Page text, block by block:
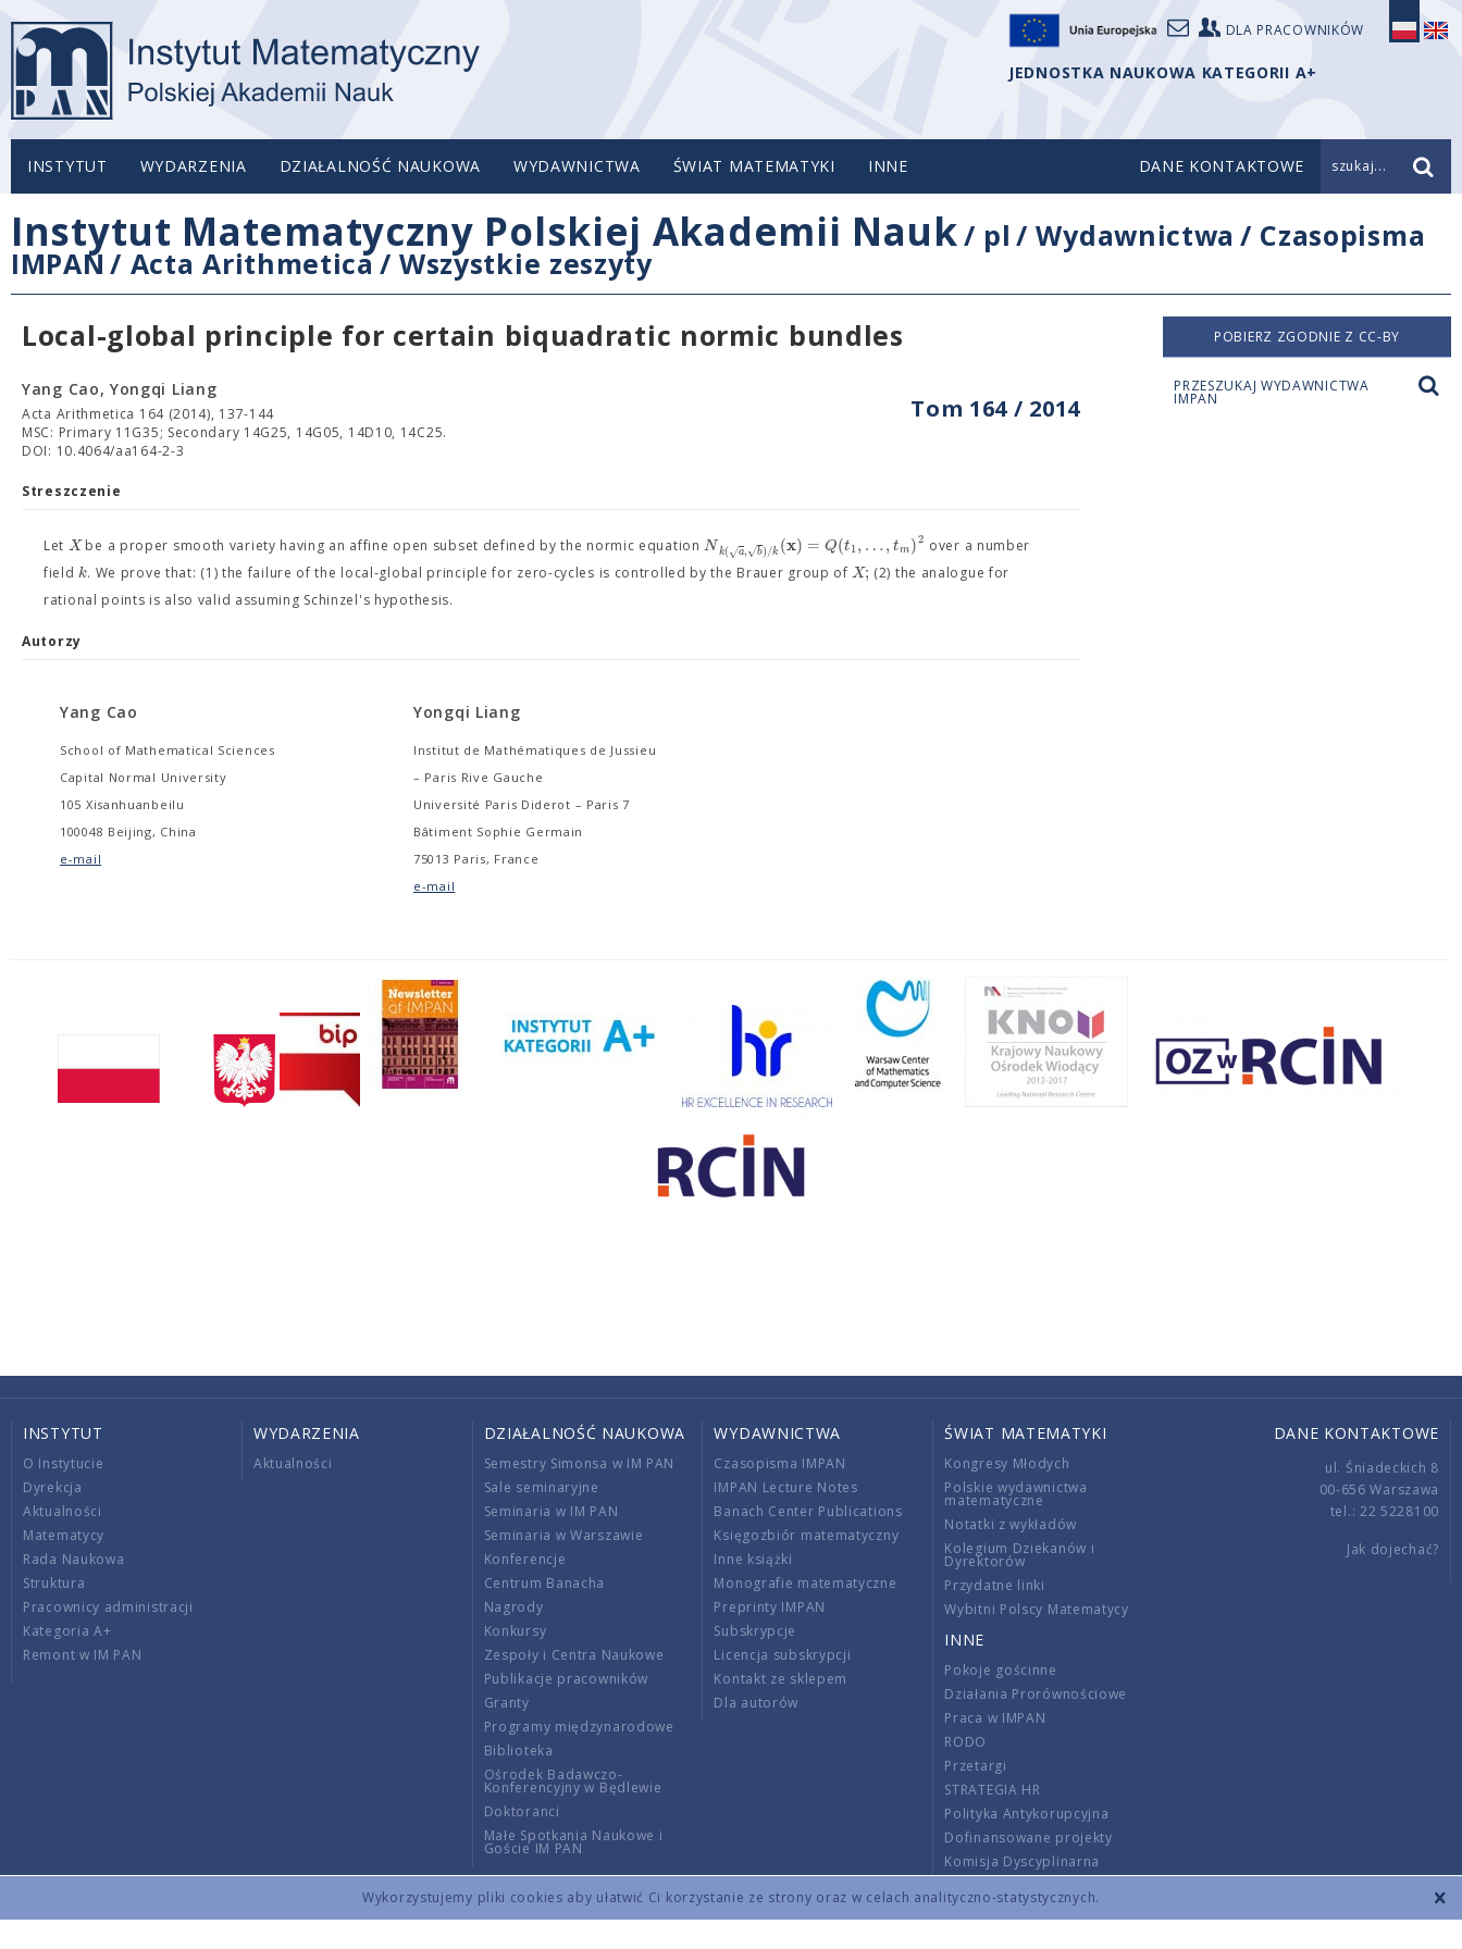
Wykorzystujemy pliki cookies aby ułatwić Ci korzystanie ze strony oraz w celach analityczno-statystycznych.
DLA PRACOWNIKÓW
JEDNOSTKA NAUKOWA KATEGORII A+
INSTYTUT WYDARZENIA DZIAŁALNOŚĆ NAUKOWA WYDAWNICTWA ŚWIAT MATEMATYKI INNE DANE KONTAKTOWE szukaj...
Instytut Matematyczny Polskiej Akademii Nauk/ pl /Wydawnictwa / Czasopisma
IMPAN / Acta Arithmetica/ Wszystkie zeszyty
Local-global principle for certain biquadratic normic bundles
Tom 164 / 2014
Yang Cao, Yongqi Liang
Acta Arithmetica 164 (2014), 137-144
MSC: Primary 11G35; Secondary 14G25, 14G05, 14D10, 14C25.
DOI: 10.4064/aa164-2-3
Streszczenie
Let Xbe a proper smooth variety having an affine open subset defined by the normic equationNk( a
√ , b
√ )/k(x) = Q(t1, …,tm)2 over a number
fieldk. We prove that: (1) the failure of the local-global principle for zero-cycles is controlled by the Brauer group ofX; (2) the analogue for
rational points is also valid assuming Schinzel's hypothesis.
Autorzy
Yang Cao
School of Mathematical Sciences
Capital Normal University
105 Xisanhuanbeilu
100048 Beijing, China
e-mail
Yongqi Liang
Institut de Mathématiques de Jussieu
– Paris Rive Gauche
Université Paris Diderot – Paris 7
Bâtiment Sophie Germain
75013 Paris, France
e-mail
POBIERZ ZGODNIE Z CC-BY
PRZESZUKAJ WYDAWNICTWA
IMPAN
INSTYTUT
O Instytucie
Dyrekcja
Aktualności
Matematycy
Rada Naukowa
Struktura
Pracownicy administracji
Kategoria A+
Remont w IM PAN
WYDARZENIA
Aktualności
DZIAŁALNOŚĆ NAUKOWA
Semestry Simonsa w IM PAN
Sale seminaryjne
Seminaria w IM PAN
Seminaria w Warszawie
Konferencje
Centrum Banacha
Nagrody
Konkursy
Zespoły i Centra Naukowe
Publikacje pracowników
Granty
Programy międzynarodowe
Biblioteka
Ośrodek Badawczo-
Konferencyjny w Będlewie
Doktoranci
Małe Spotkania Naukowe i
Goście IM PAN
WYDAWNICTWA
Czasopisma IMPAN
IMPAN Lecture Notes
Banach Center Publications
Księgozbiór matematyczny
Inne książki
Monografie matematyczne
Preprinty IMPAN
Subskrypcje
Licencja subskrypcji
Kontakt ze sklepem
Dla autorów
ŚWIAT MATEMATYKI
Kongresy Młodych
Polskie wydawnictwa
matematyczne
Notatki z wykładów
Kolegium Dziekanów i
Dyrektorów
Przydatne linki
Wybitni Polscy Matematycy
INNE
Pokoje gościnne
Działania Prorównościowe
Praca w IMPAN
RODO
Przetargi
STRATEGIA HR
Polityka Antykorupcyjna
Dofinansowane projekty
Komisja Dyscyplinarna
Wnoszenie opłat
DANE KONTAKTOWE
ul. Śniadeckich 8
00-656 Warszawa
tel.: 22 5228100
Jak dojechać?